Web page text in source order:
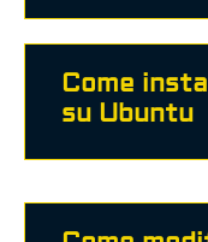
Come
su Ubuntu